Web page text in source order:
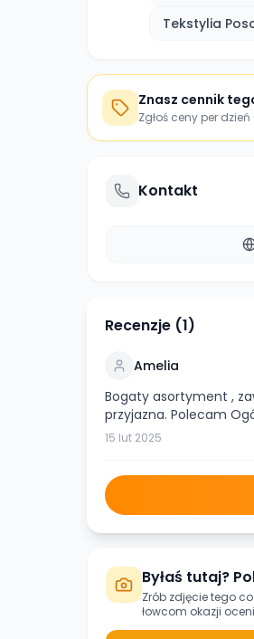
Tekstylia
Znasz cennik
Zgłoś ceny per dzień
Kontakt
Recenzje (1)
Amelia
Bogaty asortyment ,
przyjazna. Polecam
15 lut 2025
Byłaś tutaj?
Zrób zdjęcie tego co
łowcom okazji